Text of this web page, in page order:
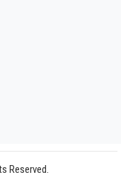
Reserved.